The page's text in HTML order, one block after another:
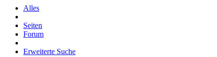
Alles
Seiten
Forum
Erweiterte Suche